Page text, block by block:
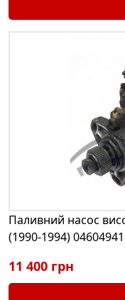
Паливний насос
(1990-1994)
11 400 грн